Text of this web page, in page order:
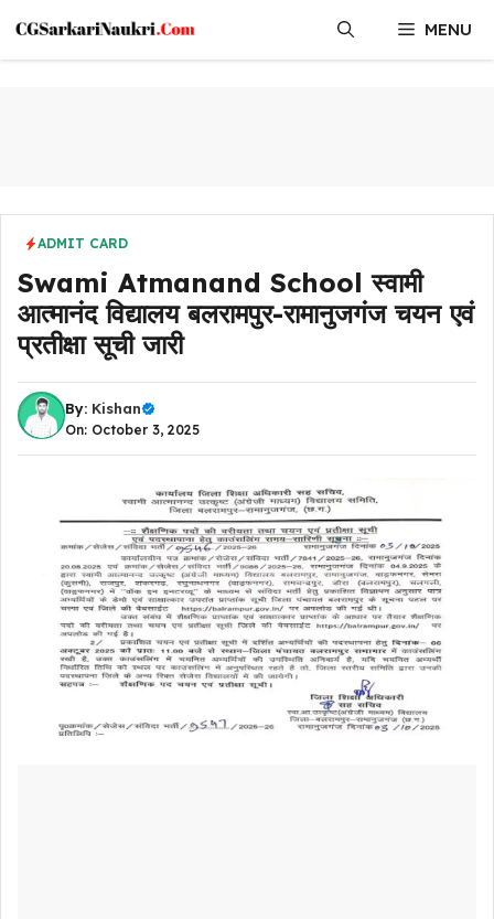
content
MENU
ADMIT CARD
Swami Atmanand School स्वामी
आत्मानंद विद्यालय बलरामपुर-रामानुजगंज चयन एवं
प्रतीक्षा सूची जारी
By: Kishan
On: October 3, 2025